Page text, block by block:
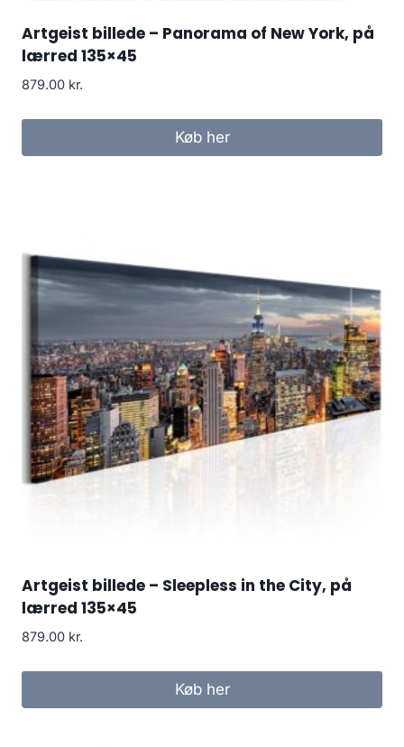
Artgeist billede – Panorama of New York, på
lærred 135×45
879.00 kr.
Køb her
Artgeist billede – Sleepless in the City, på
lærred 135×45
879.00 kr.
Køb her